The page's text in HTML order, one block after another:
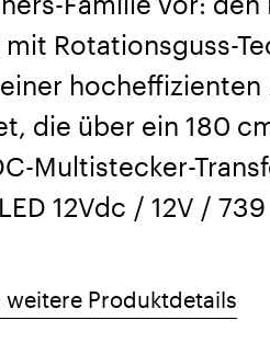
Rotationsguss-
hocheffizienten
die über ein 180
Multistecker-
12Vdc / 12V /
weitere Produktdetails